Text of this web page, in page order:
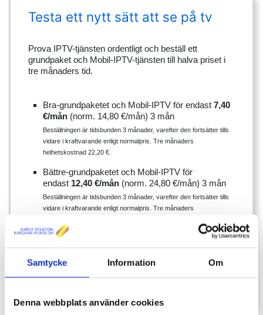
Samtycke Information Om
Denna webbplats använder cookies
Testa ett nytt sätt att se på tv
Prova IPTV-tjänsten ordentligt och beställ ett
grundpaket och Mobil-IPTV-tjänsten till halva priset i
tre månaders tid.
Bra-grundpaketet och Mobil-IPTV för endast 7,40
€/mån (norm. 14,80 €/mån) 3 mån
Beställningen är tidsbunden 3 månader, varefter den fortsätter tills
vidare i kraftvarande enligt normalpris. Tre månaders
helhetskostnad 22,20 €.
Bättre-grundpaketet och Mobil-IPTV för
endast 12,40 €/mån (norm. 24,80 €/mån) 3 mån
Beställningen är tidsbunden 3 månader, varefter den fortsätter tills
vidare i kraftvarande enligt normalpris. Tre månaders
Bäst-grundpaketet och Mobil-IPTV för
endast14,90 €/mån(norm. 29,80 €/mån) 3 mån
Beställningen är tidsbunden 3 månader, varefter den fortsätter tills